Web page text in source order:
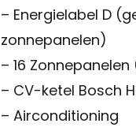
– Energielabel D
zonnepanelen)
– 16
– CV-ketel Bosch
– Airconditioning